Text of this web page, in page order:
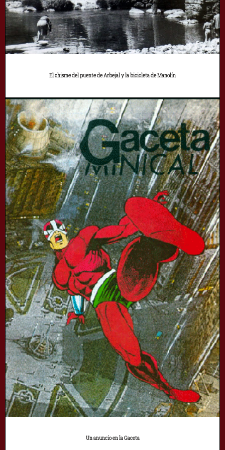
El chisme del puente de Arbejal y la bicicleta de Manolín
Un anuncio en la Gaceta